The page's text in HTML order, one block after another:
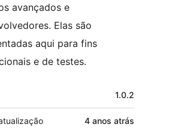
avançados e
Elas são
aqui para fins
e de testes.
1.0.2
4 anos atrás